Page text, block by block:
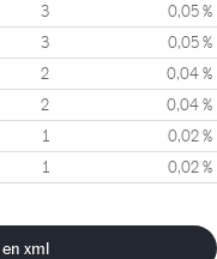
3 0,05 %
3 0,05 %
2 0,04 %
2 0,04 %
1 0,02 %
1 0,02 %
xml